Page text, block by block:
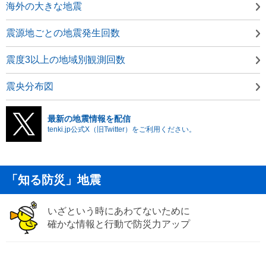
海外の大きな地震
震源地ごとの地震発生回数
震度3以上の地域別観測回数
震央分布図
最新の地震情報を配信
tenki.jp公式X（旧Twitter）をご利用ください。
「知る防災」地震
いざという時にあわてないために
確かな情報と行動で防災力アップ